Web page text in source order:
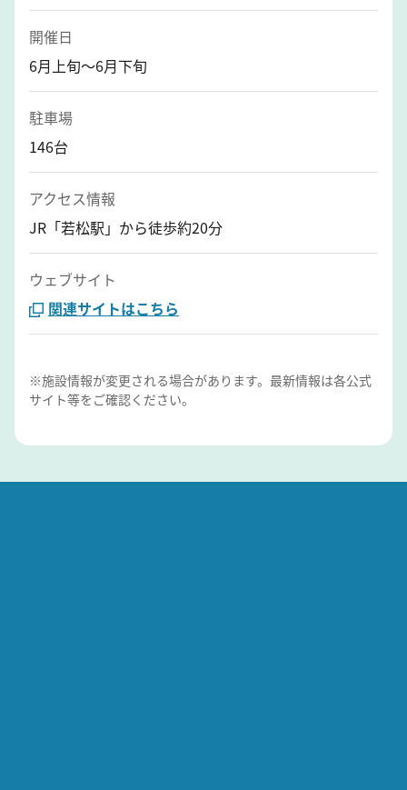
開催日
6月上旬～6月下旬
駐車場
146台
アクセス情報
JR「若松駅」から徒歩約20分
ウェブサイト
関連サイトはこちら
※施設情報が変更される場合があります。最新情報は各公式
サイト等をご確認ください。